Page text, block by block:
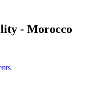
- Morocco